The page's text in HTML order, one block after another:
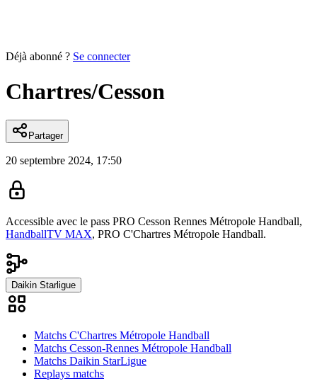
Déjà abonné ? Se connecter
Chartres/Cesson
Partager
20 septembre 2024, 17:50
Accessible avec le pass PRO Cesson Rennes Métropole Handball,
HandballTV MAX, PRO C'Chartres Métropole Handball.
Daikin Starligue
Matchs C'Chartres Métropole Handball
Matchs Cesson-Rennes Métropole Handball
Matchs Daikin StarLigue
Replays matchs